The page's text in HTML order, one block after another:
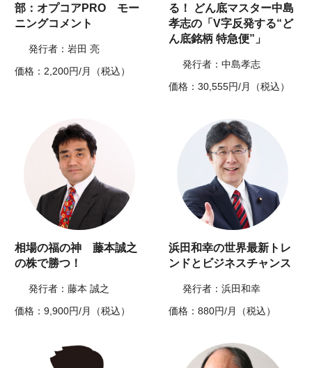
部：オプコアPRO モー
ニングコメント
発行者：岩田 亮
価格：2,200円/月（税込）
る！ どん底マスター中島
孝志の「V字反発する“ど
ん底銘柄 特急便”」
発行者：中島孝志
価格：30,555円/月（税込）
相場の福の神 藤本誠之
の株で勝つ！
発行者：藤本 誠之
価格：9,900円/月（税込）
浜田和幸の世界最新トレ
ンドとビジネスチャンス
発行者：浜田和幸
価格：880円/月（税込）